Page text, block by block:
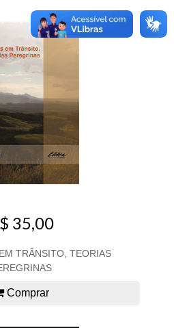
35,00
TRÂNSITO, TEORIAS
Comprar